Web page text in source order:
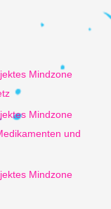
Mindzone
Mindzone
und
Mindzone